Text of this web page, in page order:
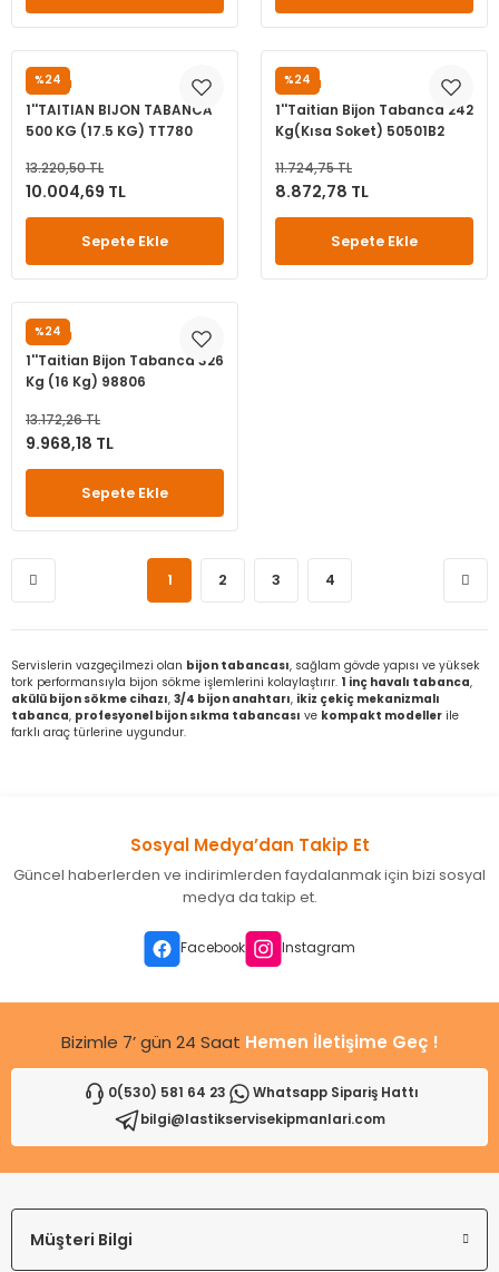
%24
TAITIAN
1''TAITIAN BIJON TABANCA
500 KG (17.5 KG) TT780
13.220,50 TL
10.004,69 TL
Sepete Ekle
%24
TAITIAN
1''Taitian Bijon Tabanca 242
Kg(Kısa Soket) 50501B2
11.724,75 TL
8.872,78 TL
Sepete Ekle
%24
TAITIAN
1''Taitian Bijon Tabanca 326
Kg (16 Kg) 98806
13.172,26 TL
9.968,18 TL
Sepete Ekle
1 2 3 4
Servislerin vazgeçilmezi olan bijon tabancası, sağlam gövde yapısı ve yüksek
tork performansıyla bijon sökme işlemlerini kolaylaştırır. 1 inç havalı tabanca,
akülü bijon sökme cihazı, 3/4 bijon anahtarı, ikiz çekiç mekanizmalı
tabanca, profesyonel bijon sıkma tabancası ve kompakt modeller ile
farklı araç türlerine uygundur.
Sosyal Medya’dan Takip Et
Güncel haberlerden ve indirimlerden faydalanmak için bizi sosyal
medya da takip et.
Facebook Instagram
Bizimle 7’ gün 24 Saat Hemen İletişime Geç !
0(530) 581 64 23
Whatsapp Sipariş Hattı
bilgi@lastikservisekipmanlari.com
Müşteri Bilgi